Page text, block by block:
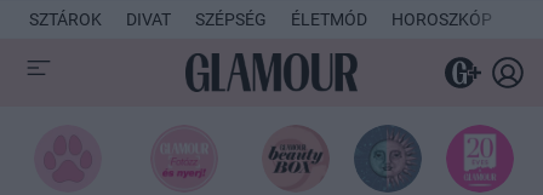
SZTÁROK DIVAT SZÉPSÉG ÉLETMÓD HOROSZKÓP